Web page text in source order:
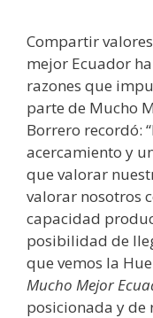
Compartir
mejor Ecuador
razones que
parte de Mucho
Borrero recordó:
acercamiento y
que valorar
valorar nosotros
capacidad
posibilidad de
que vemos la
Mucho Mejor
posicionada y de